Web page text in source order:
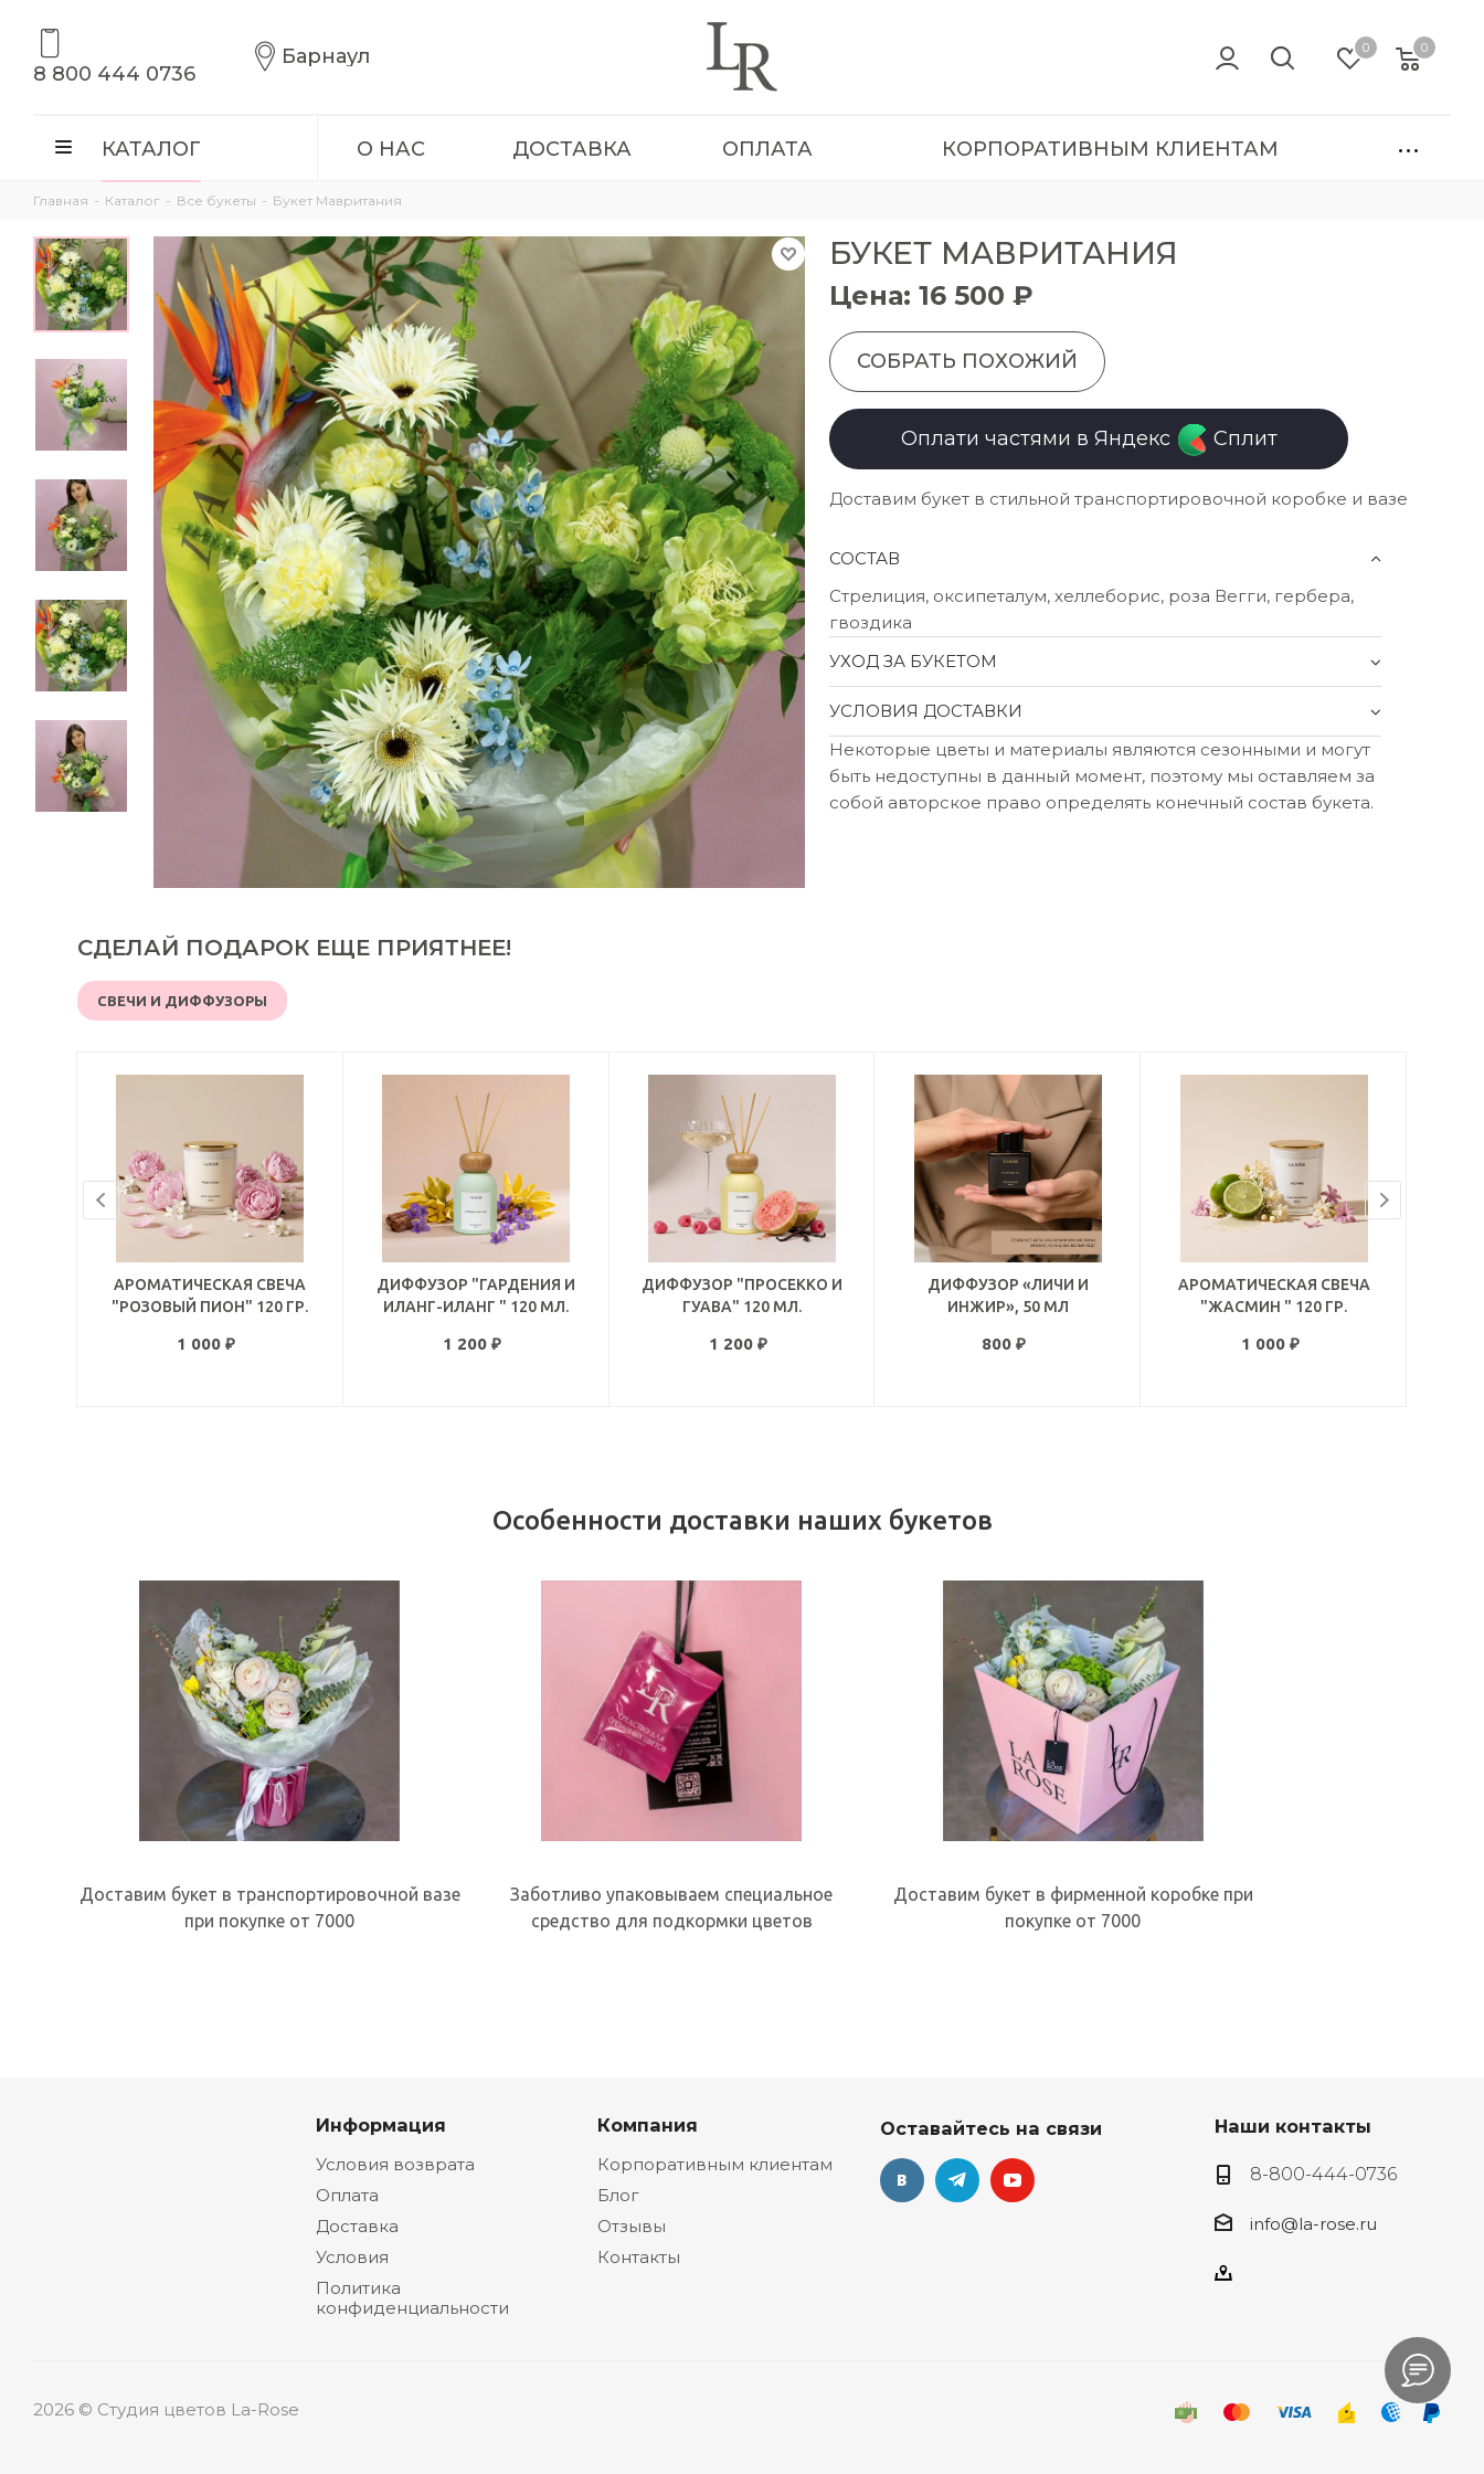
8 800 444 0736
Барнаул 0 0
КАТАЛОГ О НАС ДОСТАВКА ОПЛАТА КОРПОРАТИВНЫМ КЛИЕНТАМ
Главная - Каталог - Все букеты - Букет Мавритания
БУКЕТ МАВРИТАНИЯ
Цена: 16 500 ₽
СОБРАТЬ ПОХОЖИЙ
Оплати частями в Яндекс Сплит
Доставим букет в стильной транспортировочной коробке и вазе
СОСТАВ
Стрелиция, оксипеталум, хеллеборис, роза Вегги, гербера,
гвоздика
УХОД ЗА БУКЕТОМ
УСЛОВИЯ ДОСТАВКИ
Некоторые цветы и материалы являются сезонными и могут
быть недоступны в данный момент, поэтому мы оставляем за
собой авторское право определять конечный состав букета.
СДЕЛАЙ ПОДАРОК ЕЩЕ ПРИЯТНЕЕ!
СВЕЧИ И ДИФФУЗОРЫ
АРОМАТИЧЕСКАЯ СВЕЧА
"РОЗОВЫЙ ПИОН" 120 ГР.
1 000 ₽
ДИФФУЗОР "ГАРДЕНИЯ И
ИЛАНГ-ИЛАНГ " 120 МЛ.
1 200 ₽
ДИФФУЗОР "ПРОСЕККО И
ГУАВА" 120 МЛ.
1 200₽
ДИФФУЗОР «ЛИЧИ И
ИНЖИР», 50 МЛ
800 ₽
АРОМАТИЧЕСКАЯ СВЕЧА
"ЖАСМИН " 120 ГР.
1 000₽
Особенности доставки наших букетов
Доставим букет в транспортировочной вазе
при покупке от 7000
Заботливо упаковываем специальное
средство для подкормки цветов
Доставим букет в фирменной коробке при
покупке от 7000
Информация
Условия возврата
Оплата
Доставка
Условия
Политика
конфиденциальности
Компания
Корпоративным клиентам
Блог
Отзывы
Контакты
Оставайтесь на связи Наши контакты
8-800-444-0736
info@la-rose.ru
2026 © Студия цветов La-Rose